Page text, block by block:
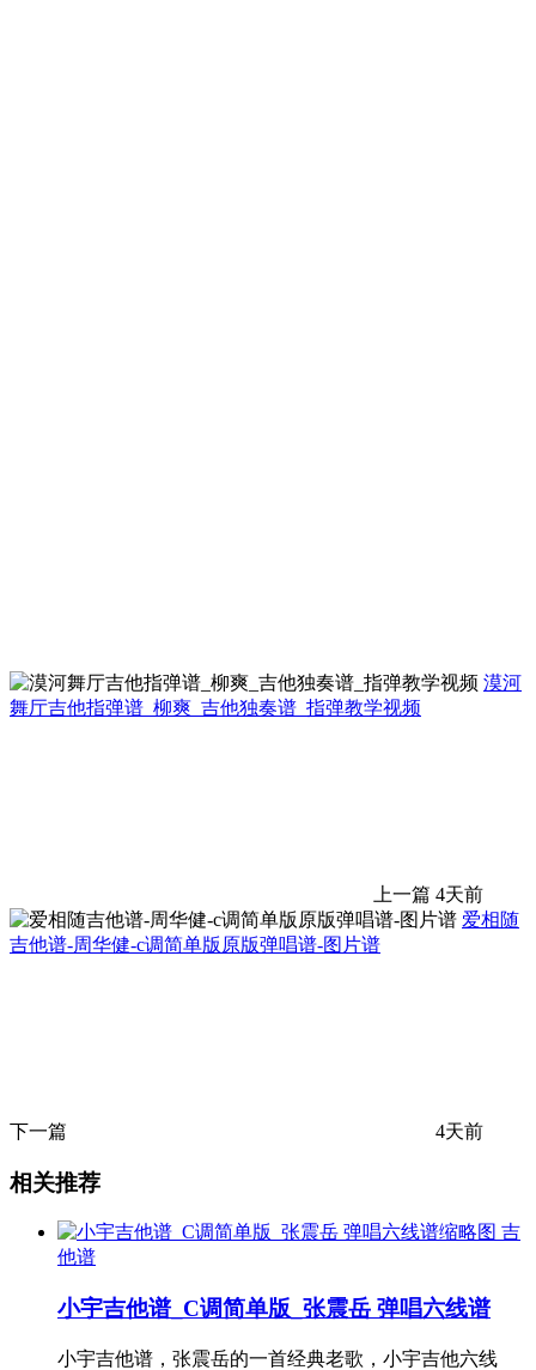
漠河
舞厅吉他指弹谱_柳爽_吉他独奏谱_指弹教学视频
上一篇 4天前
爱相随
吉他谱-周华健-c调简单版原版弹唱谱-图片谱
下一篇 4天前
相关推荐
吉
他谱
小宇吉他谱_C调简单版_张震岳 弹唱六线谱
小宇吉他谱，张震岳的一首经典老歌，小宇吉他六线